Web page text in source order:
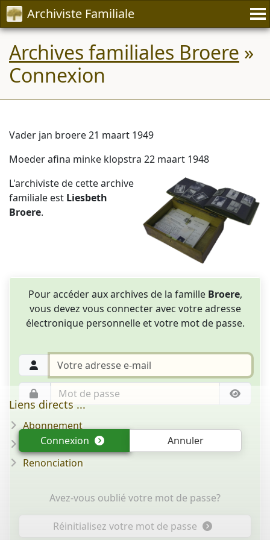
Archiviste Familiale
Archives familiales Broere »
Connexion
Vader jan broere 21 maart 1949
Moeder afina minke klopstra 22 maart 1948
L'archiviste de cette archive
familiale est Liesbeth
Broere.
Pour accéder aux archives de la famille Broere,
vous devez vous connecter avec votre adresse
électronique personnelle et votre mot de passe.
Connexion Annuler
Avez-vous oublié votre mot de passe?
Réinitialisez votre mot de passe
Liens directs ...
Abonnement
Question/réponse
Renonciation